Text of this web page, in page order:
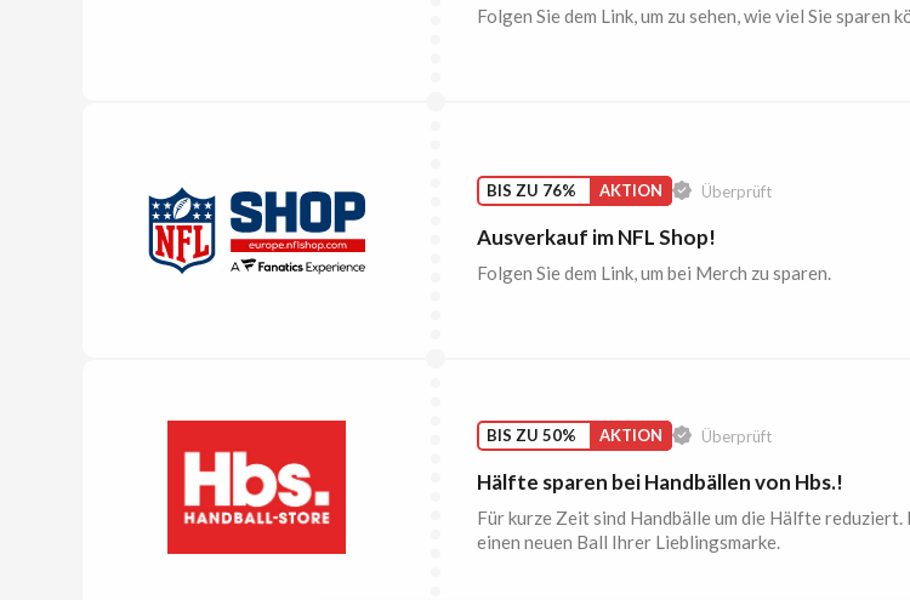
Folgen Sie dem Link, um zu sehen, wie viel Sie sparen
BIS ZU 76% AKTION Überprüft
Ausverkauf im NFL Shop!
Folgen Sie dem Link, um bei Merch zu sparen.
BIS ZU 50% AKTION Überprüft
Hälfte sparen bei Handbällen von Hbs.!
Für kurze Zeit sind Handbälle um die Hälfte reduziert.
einen neuen Ball Ihrer Lieblingsmarke.